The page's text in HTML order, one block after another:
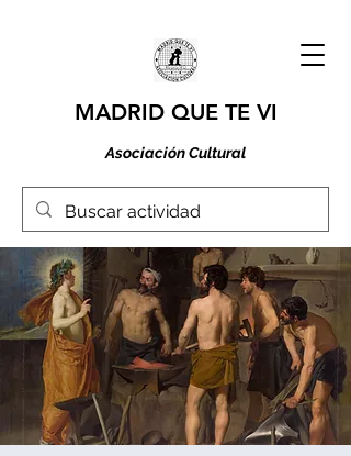
MADRID QUE TE VI
Asociación Cultural